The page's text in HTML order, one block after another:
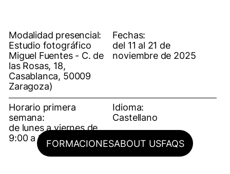
FORMACIONESABOUT USFAQS
Modalidad presencial:
Estudio fotográfico
Miguel Fuentes - C. de
las Rosas, 18,
Casablanca, 50009
Zaragoza)
Fechas:
del 11 al 21 de
noviembre de 2025
Horario primera
semana:
de lunes a viernes de
9:00 a 14:00
Idioma:
Castellano